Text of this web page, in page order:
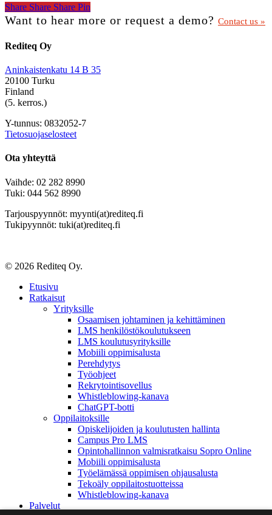
Share
Share Share Share Pin
Want to hear more or request a demo? Contact us »
Rediteq Oy
Aninkaistenkatu 14 B 35
20100 Turku
Finland
(5. kerros.)
Y-tunnus: 0832052-7
Tietosuojaselosteet
Ota yhteyttä
Vaihde: 02 282 8990
Tuki: 044 562 8990
Tarjouspyynnöt: myynti(at)rediteq.fi
Tukipyynnöt: tuki(at)rediteq.fi
© 2026 Rediteq Oy.
Close
Menu
Etusivu
Ratkaisut
Yrityksille
Osaamisen johtaminen ja kehittäminen
LMS henkilöstökoulutukseen
LMS koulutusyrityksille
Mobiili oppimisalusta
Perehdytys
Työohjeet
Rekrytointisovellus
Whistleblowing-kanava
ChatGPT-botti
Oppilaitoksille
Opiskelijoiden ja koulutusten hallinta
Campus Pro LMS
Opintohallinnon valmisratkaisu Sopro Online
Mobiili oppimisalusta
Työelämässä oppimisen ohjausalusta
Tekoäly oppilaitostuotteissa
Whistleblowing-kanava
Palvelut